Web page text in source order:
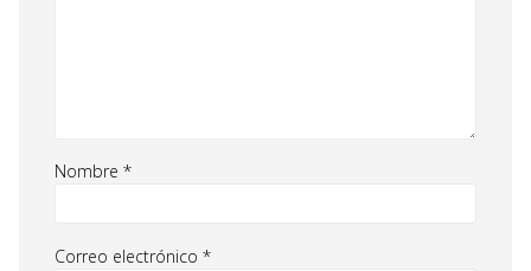
Nombre *
Correo electrónico *